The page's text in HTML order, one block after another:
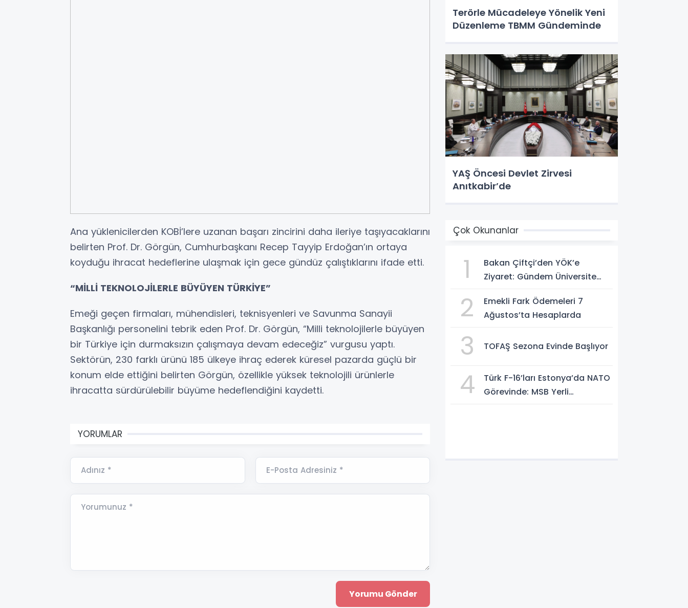
Ana yüklenicilerden KOBİ’lere uzanan başarı zincirini daha ileriye taşıyacaklarını
belirten Prof. Dr. Görgün, Cumhurbaşkanı Recep Tayyip Erdoğan’ın ortaya
koyduğu ihracat hedeflerine ulaşmak için gece gündüz çalıştıklarını ifade etti.
“MİLLİ TEKNOLOJİLERLE BÜYÜYEN TÜRKİYE”
Emeği geçen firmaları, mühendisleri, teknisyenleri ve Savunma Sanayii
Başkanlığı personelini tebrik eden Prof. Dr. Görgün, “Milli teknolojilerle büyüyen
bir Türkiye için durmaksızın çalışmaya devam edeceğiz” vurgusu yaptı.
Sektörün, 230 farklı ürünü 185 ülkeye ihraç ederek küresel pazarda güçlü bir
konum elde ettiğini belirten Görgün, özellikle yüksek teknolojili ürünlerle
ihracatta sürdürülebilir büyüme hedeflendiğini kaydetti.
YORUMLAR
Adınız * E-Posta Adresiniz *
Yorumunuz *
Terörle Mücadeleye Yönelik Yeni
Düzenleme TBMM Gündeminde
YAŞ Öncesi Devlet Zirvesi
Anıtkabir’de
Çok Okunanlar
1
Bakan Çiftçi’den YÖK’e
Ziyaret: Gündem Üniversite
2
Emekli Fark Ödemeleri 7
Ağustos’ta Hesaplarda
3 TOFAŞ Sezona Evinde Başlıyor
4
Türk F-16’ları Estonya’da NATO
Görevinde: MSB Yerli